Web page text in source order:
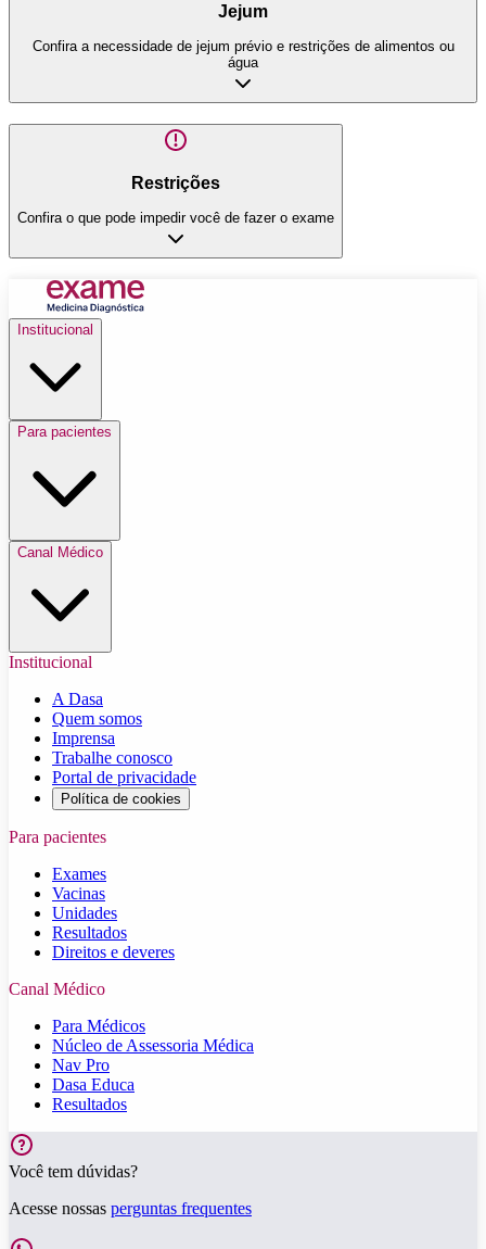
Jejum
Confira a necessidade de jejum prévio e restrições de alimentos ou
água
Restrições
Confira o que pode impedir você de fazer o exame
Institucional
Para pacientes
Canal Médico
Institucional
A Dasa
Quem somos
Imprensa
Trabalhe conosco
Portal de privacidade
Política de cookies
Para pacientes
Exames
Vacinas
Unidades
Resultados
Direitos e deveres
Canal Médico
Para Médicos
Núcleo de Assessoria Médica
Nav Pro
Dasa Educa
Resultados
Você tem dúvidas?
Acesse nossas perguntas frequentes